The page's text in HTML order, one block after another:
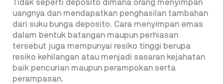
Tidak seperti deposito dimana orang menyimpan
uangnya dan mendapatkan penghasilan tambahan
dari suku bunga deposito. Cara menyimpan emas
dalam bentuk batangan maupun perhiasan
tersebut juga mempunyai resiko tinggi berupa
resiko kehilangan atau menjadi sasaran kejahatan
baik pencurian maupun perampokan serta
perampasan.